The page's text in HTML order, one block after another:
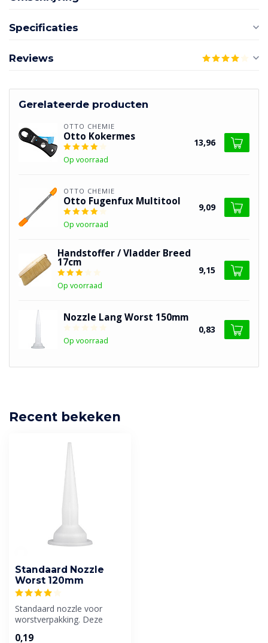
Specificaties
Reviews
Gerelateerde producten
OTTO CHEMIE
Otto Kokermes
Op voorraad
13,96
OTTO CHEMIE
Otto Fugenfux Multitool
Op voorraad
9,09
Handstoffer / Vladder Breed
17cm
Op voorraad
9,15
Nozzle Lang Worst 150mm
Op voorraad
0,83
Recent bekeken
Standaard Nozzle
Worst 120mm
Standaard nozzle voor
worstverpakking. Deze
0,19